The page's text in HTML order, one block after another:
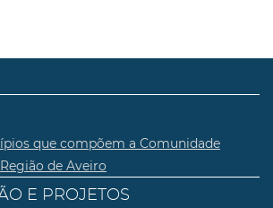
que compõem a Comunidade
de Aveiro
E PROJETOS